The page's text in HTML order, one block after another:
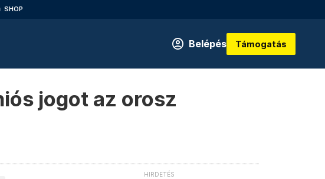
SHOP
Belépés Támogatás
jogot az orosz